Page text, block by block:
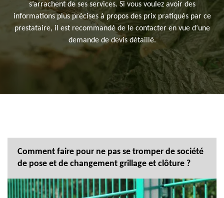
s’arrachent de ses services. Si vous voulez avoir des
informations plus précises à propos des prix pratiqués par ce
prestataire, il est recommandé de le contacter en vue d’une
demande de devis détaillé.
Comment faire pour ne pas se tromper de société
de pose et de changement grillage et clôture ?